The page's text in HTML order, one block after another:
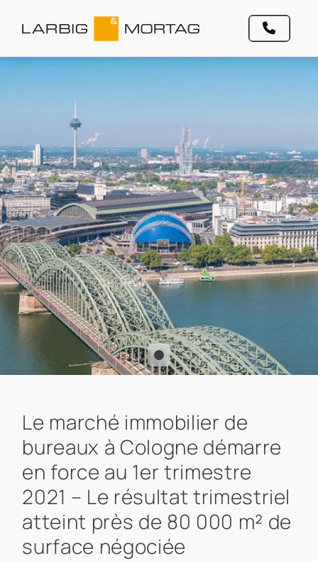
Le marché immobilier de
bureaux à Cologne démarre
en force au 1er trimestre
2021 – Le résultat trimestriel
atteint près de 80 000 m² de
surface négociée